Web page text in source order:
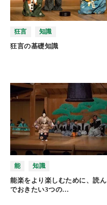
狂言 知識
狂言の基礎知識
能 知識
能楽をより楽しむために、読ん
でおきたい3つの…